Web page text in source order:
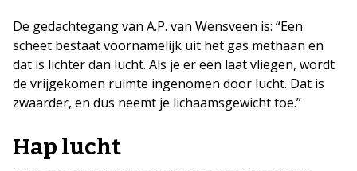
De gedachtegang van A.P. van Wensveen is: “Een
scheet bestaat voornamelijk uit het gas methaan en
dat is lichter dan lucht. Als je er een laat vliegen, wordt
de vrijgekomen ruimte ingenomen door lucht. Dat is
zwaarder, en dus neemt je lichaamsgewicht toe.”
Hap lucht